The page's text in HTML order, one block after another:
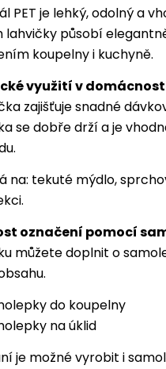
PET je lehký, odolný a
lahvičky působí
koupelny i kuchyně.
využití v
zajišťuje snadné
se dobře drží a je
na: tekuté mýdlo,
označení pomocí
můžete doplnit o
do koupelny
na úklid
je možné vyrobit i